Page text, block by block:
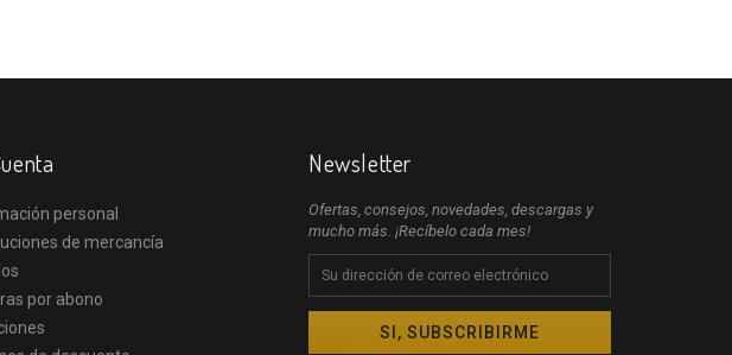
personal
de mercancía
por abono
Newsletter
Ofertas, consejos, novedades, descargas y
mucho más. ¡Recíbelo cada mes!